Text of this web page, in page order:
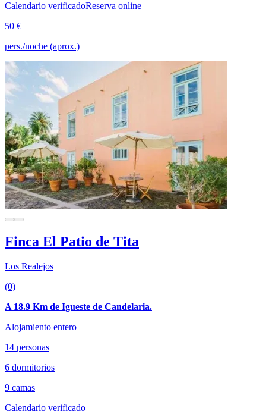
Calendario verificadoReserva online
50 €
pers./noche (aprox.)
Finca El Patio de Tita
Los Realejos
(0)
A 18.9 Km de Igueste de Candelaria.
Alojamiento entero
14 personas
6 dormitorios
9 camas
Calendario verificado